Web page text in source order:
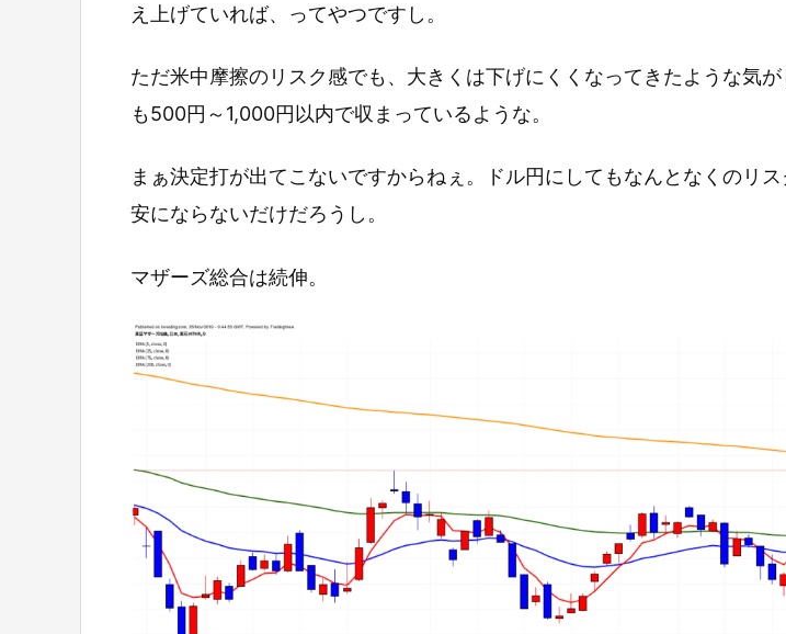
え上げていれば、ってやつですし。
ただ米中摩擦のリスク感でも、大きくは下げにくくなってきたような気
も500円～1,000円以内で収まっているような。
まぁ決定打が出てこないですからねぇ。ドル円にしてもなんとなくのリ
安にならないだけだろうし。
マザーズ総合は続伸。